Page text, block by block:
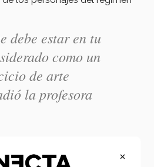
debe estar en tu
como un
de arte
la profesora
Cólera
×